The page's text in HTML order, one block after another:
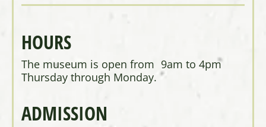
HOURS
The museum is open from 9am to 4pm
Thursday through Monday.
ADMISSION